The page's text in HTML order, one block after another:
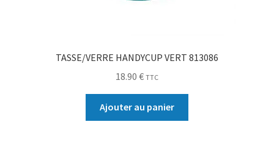
TASSE/VERRE HANDYCUP VERT 813086
18.90 € TTC
Ajouter au panier